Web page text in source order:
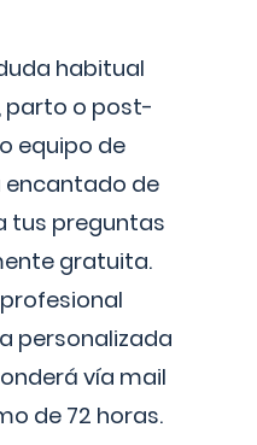
habitual
parto o post-
equipo de
de
tus preguntas
gratuita.
personalizada
vía mail
de 72 horas.